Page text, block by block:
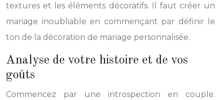
textures et les éléments décoratifs. Il faut créer un
mariage inoubliable en commençant par définir le
ton de la décoration de mariage personnalisée.
Analyse de votre histoire et de vos
goûts
Commencez par une introspection en couple.